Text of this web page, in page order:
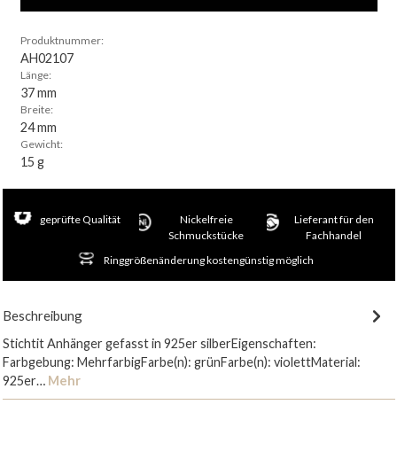
Produktnummer:
AH02107
Länge:
37 mm
Breite:
24 mm
Gewicht:
15 g
geprüfte Qualität
Nickelfreie
Schmuckstücke
Lieferant für den
Fachhandel
Ringgrößenänderung kostengünstig möglich
Beschreibung
Stichtit Anhänger gefasst in 925er silberEigenschaften:
Farbgebung: MehrfarbigFarbe(n): grünFarbe(n): violettMaterial:
925er… Mehr